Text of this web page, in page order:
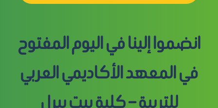
انضموا إلينا في اليوم المفتوح
في المعهد الأكاديمي العربي
للتربية – كلية بيت بيرل